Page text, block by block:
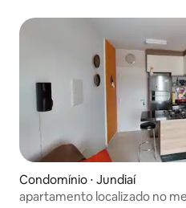
Condomínio ⋅ Jundiaí
apartamento localizado no